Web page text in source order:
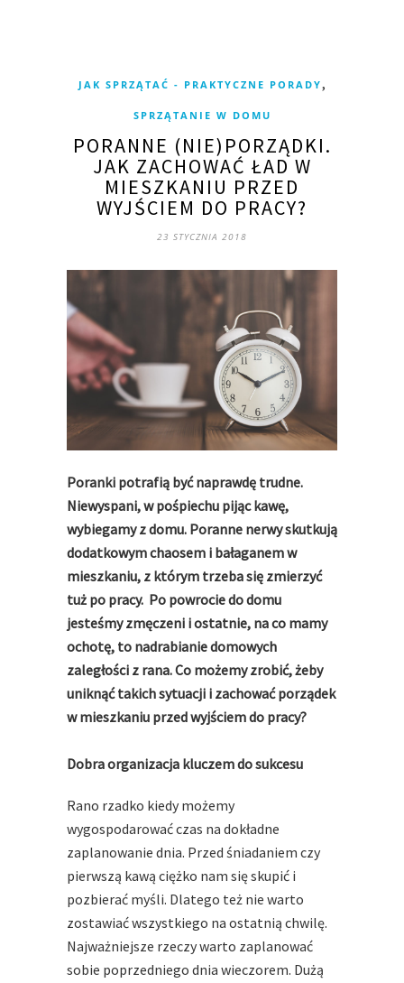
JAK SPRZĄTAĆ - PRAKTYCZNE PORADY,
SPRZĄTANIE W DOMU
PORANNE (NIE)PORZĄDKI.
JAK ZACHOWAĆ ŁAD W
MIESZKANIU PRZED
WYJŚCIEM DO PRACY?
23 STYCZNIA 2018
Poranki potrafią być naprawdę trudne.
Niewyspani, w pośpiechu pijąc kawę,
wybiegamy z domu. Poranne nerwy skutkują
dodatkowym chaosem i bałaganem w
mieszkaniu, z którym trzeba się zmierzyć
tuż po pracy. Po powrocie do domu
jesteśmy zmęczeni i ostatnie, na co mamy
ochotę, to nadrabianie domowych
zaległości z rana. Co możemy zrobić, żeby
uniknąć takich sytuacji i zachować porządek
w mieszkaniu przed wyjściem do pracy?
Dobra organizacja kluczem do sukcesu
Rano rzadko kiedy możemy
wygospodarować czas na dokładne
zaplanowanie dnia. Przed śniadaniem czy
pierwszą kawą ciężko nam się skupić i
pozbierać myśli. Dlatego też nie warto
zostawiać wszystkiego na ostatnią chwilę.
Najważniejsze rzeczy warto zaplanować
sobie poprzedniego dnia wieczorem. Dużą